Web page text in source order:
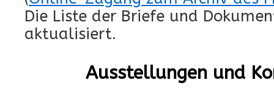
Die Liste der Briefe und
aktualisiert.
Ausstellungen und